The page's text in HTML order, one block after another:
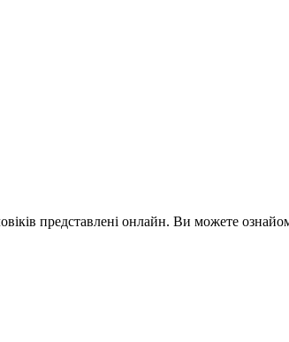
представлені онлайн. Ви можете